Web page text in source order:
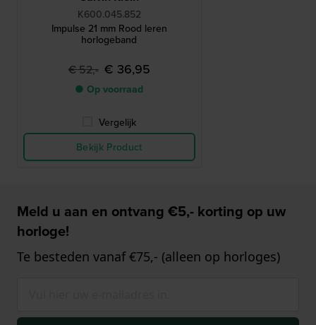
K600.045.852
Impulse 21 mm Rood leren
horlogeband
€ 52,- € 36,95
● Op voorraad
Vergelijk
Bekijk Product
Meld u aan en ontvang €5,- korting op uw
horloge!
Te besteden vanaf €75,- (alleen op horloges)